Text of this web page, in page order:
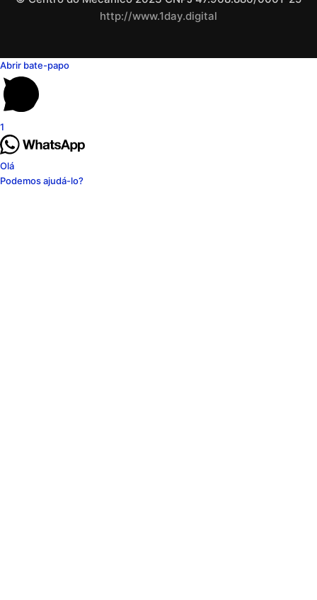
http://www.1day.digital
Abrir bate-papo
1
Olá
Podemos ajudá-lo?